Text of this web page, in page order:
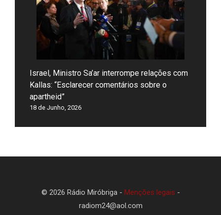
Israel, Ministro Sa’ar interrompe relações com
Kallas: “Esclarecer comentários sobre o
apartheid”
18 de Junho, 2026
© 2026 Rádio Miróbriga - Menções legais -
radiom24@aol.com